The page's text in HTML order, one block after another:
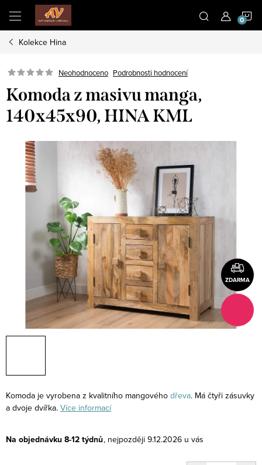
obsah
Kolekce Hina
Neohodnoceno Podrobnosti hodnocení
Komoda z masivu manga,
140x45x90, HINA KML
ZDARMA
Komoda je vyrobena z kvalitního mangového dřeva. Má čtyři zásuvky
a dvoje dvířka. Více informací
Na objednávku 8-12 týdnů 9.12.2026